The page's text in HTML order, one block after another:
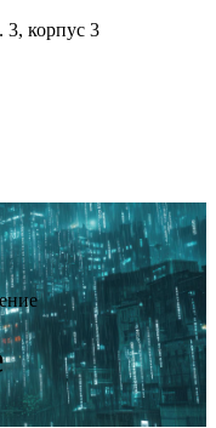
3, корпус 3